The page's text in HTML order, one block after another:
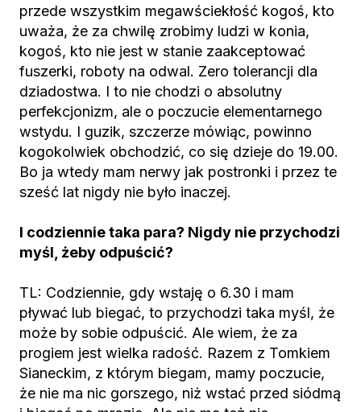
przede wszystkim megawściekłość kogoś, kto
uważa, że za chwilę zrobimy ludzi w konia,
kogoś, kto nie jest w stanie zaakceptować
fuszerki, roboty na odwal. Zero tolerancji dla
dziadostwa. I to nie chodzi o absolutny
perfekcjonizm, ale o poczucie elementarnego
wstydu. I guzik, szczerze mówiąc, powinno
kogokolwiek obchodzić, co się dzieje do 19.00.
Bo ja wtedy mam nerwy jak postronki i przez te
sześć lat nigdy nie było inaczej.
I codziennie taka para? Nigdy nie przychodzi
myśl, żeby odpuścić?
TL: Codziennie, gdy wstaję o 6.30 i mam
pływać lub biegać, to przychodzi taka myśl, że
może by sobie odpuścić. Ale wiem, że za
progiem jest wielka radość. Razem z Tomkiem
Sianeckim, z którym biegam, mamy poczucie,
że nie ma nic gorszego, niż wstać przed siódmą